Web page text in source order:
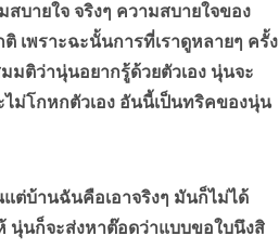
ายใจ จริงๆ ความสบายใจของ
เพราะฉะนั้นการที่เราดูหลายๆ ครั้ง
มติว่านุ่นอยากรู้ด้วยตัวเอง นุ่นจะ
ไม่โกหกตัวเอง อันนี้เป็นทริคของนุ่น
บ้านฉันคือเอาจริงๆ มันก็ไม่ได้
นุ่นก็จะส่งหาต๊อดว่าแบบขอใบนึงสิ